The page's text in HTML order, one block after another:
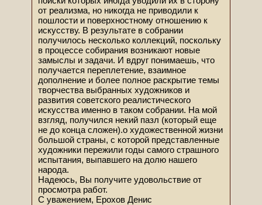
от реализма, но никогда не приводили к
пошлости и поверхностному отношению к
искусству. В результате в собрании
получилось несколько коллекций, поскольку
в процессе собирания возникают новые
замыслы и задачи. И вдруг понимаешь, что
получается переплетение, взаимное
дополнение и более полное раскрытие темы
творчества выбранных художников и
развития советского реалистического
искусства именно в таком собрании. На мой
взгляд, получился некий пазл (который еще
не до конца сложен).о художественной жизни
большой страны, с которой представленные
художники пережили годы самого страшного
испытания, выпавшего на долю нашего
народа.
Надеюсь, Вы получите удовольствие от
просмотра работ.
С уважением, Ерохов Денис